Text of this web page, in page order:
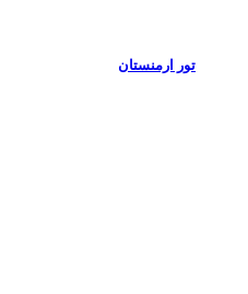
تور ارمنستان